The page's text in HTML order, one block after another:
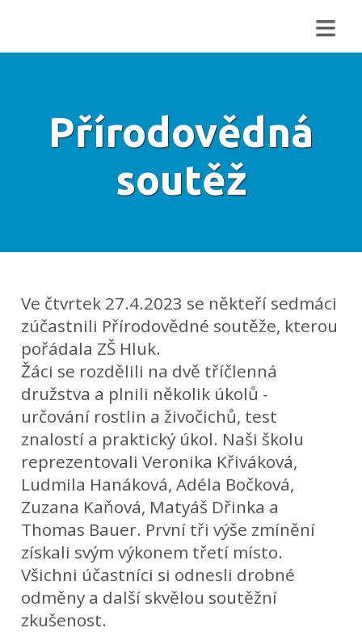
≡
Přírodovědná
soutěž
Ve čtvrtek 27.4.2023 se někteří sedmáci
zúčastnili Přírodovědné soutěže, kterou
pořádala ZŠ Hluk.
Žáci se rozdělili na dvě tříčlenná
družstva a plnili několik úkolů -
určování rostlin a živočichů, test
znalostí a praktický úkol. Naši školu
reprezentovali Veronika Křiváková,
Ludmila Hanáková, Adéla Bočková,
Zuzana Kaňová, Matyáš Dřinka a
Thomas Bauer. První tři výše zmínění
získali svým výkonem třetí místo.
Všichni účastníci si odnesli drobné
odměny a další skvělou soutěžní
zkušenost.